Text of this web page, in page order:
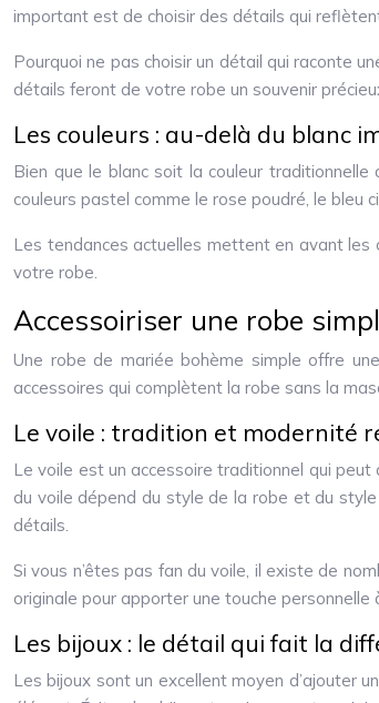
important est de choisir des détails qui
Pourquoi ne pas choisir un détail qui raconte
détails feront de votre robe un souvenir
Les couleurs : au-delà du blanc
Bien que le blanc soit la couleur
couleurs pastel comme le rose poudré, le bleu
Les tendances actuelles mettent en avant les
votre robe.
Accessoiriser une robe
Une robe de mariée bohème simple offre
accessoires qui complètent la robe sans la
Le voile : tradition et modernité
Le voile est un accessoire traditionnel qui
du voile dépend du style de la robe et du
détails.
Si vous n’êtes pas fan du voile, il existe de
originale pour apporter une touche
Les bijoux : le détail qui fait la
Les bijoux sont un excellent moyen d’ajouter